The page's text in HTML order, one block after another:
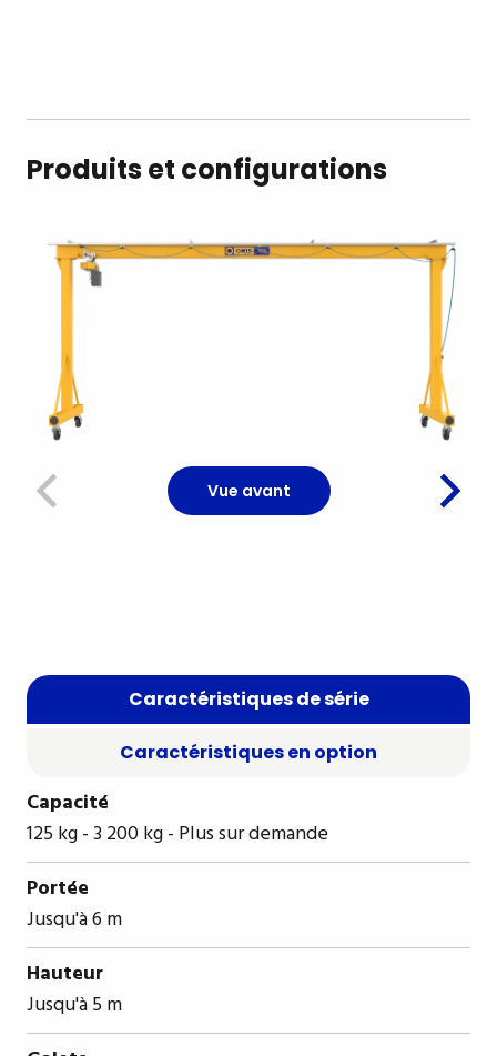
Produits et configurations
Vue avant
Caractéristiques de série
Caractéristiques en option
Capacité
125 kg - 3 200 kg - Plus sur demande
Portée
Jusqu'à 6 m
Hauteur
Jusqu'à 5 m